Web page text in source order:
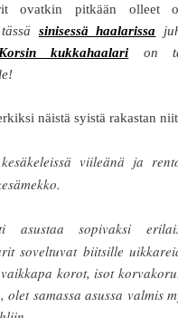
ovatkin pitkään olleet
tässä sinisessä haalarissa
kukkahaalari on
näistä syistä rakastan
viileänä ja
asustaa sopivaksi
soveltuvat biitsille
korot, isot
samassa asussa valmis